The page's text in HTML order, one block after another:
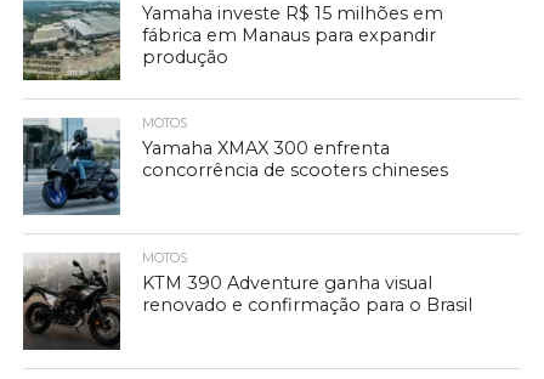
Yamaha investe R$ 15 milhões em
fábrica em Manaus para expandir
produção
MOTOS
Yamaha XMAX 300 enfrenta
concorrência de scooters chineses
MOTOS
KTM 390 Adventure ganha visual
renovado e confirmação para o Brasil